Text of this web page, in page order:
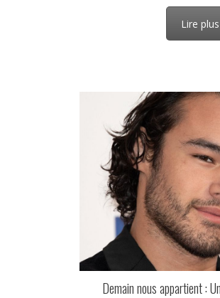
Lire plus
Demain nous appartient :